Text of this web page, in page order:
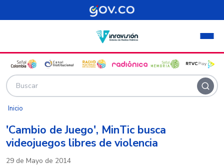
Pasar al contenido principal
Inicio
'Cambio de Juego', MinTic busca
videojuegos libres de violencia
29 de Mayo de 2014